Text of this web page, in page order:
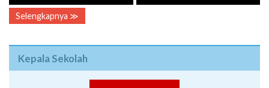
Selengkapnya ≫
Kepala Sekolah